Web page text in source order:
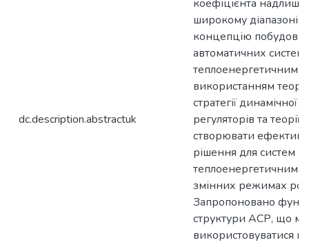
dc.description.abstractuk
коефіцієнта
широкому діапазоні.
концепцію побудови
автоматичних
теплоенергетичними
використанням теорії
стратегії динамічної
регуляторів та
створювати
рішення для систем
змінних режимах
Запропоновано
структури АСР, що
використовуватися